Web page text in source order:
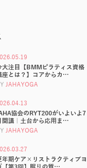
大注目【BMMピラティス資格
座とは？】コアからカ…
JAHAYOGA
協会のRYT200がいよいよ7
開講｜土台から応用ま…
JAHAYOGA
年期ケア×リストラクティブヨ